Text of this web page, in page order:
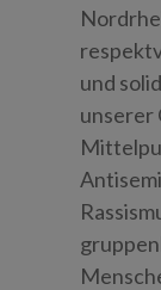
und
unserer